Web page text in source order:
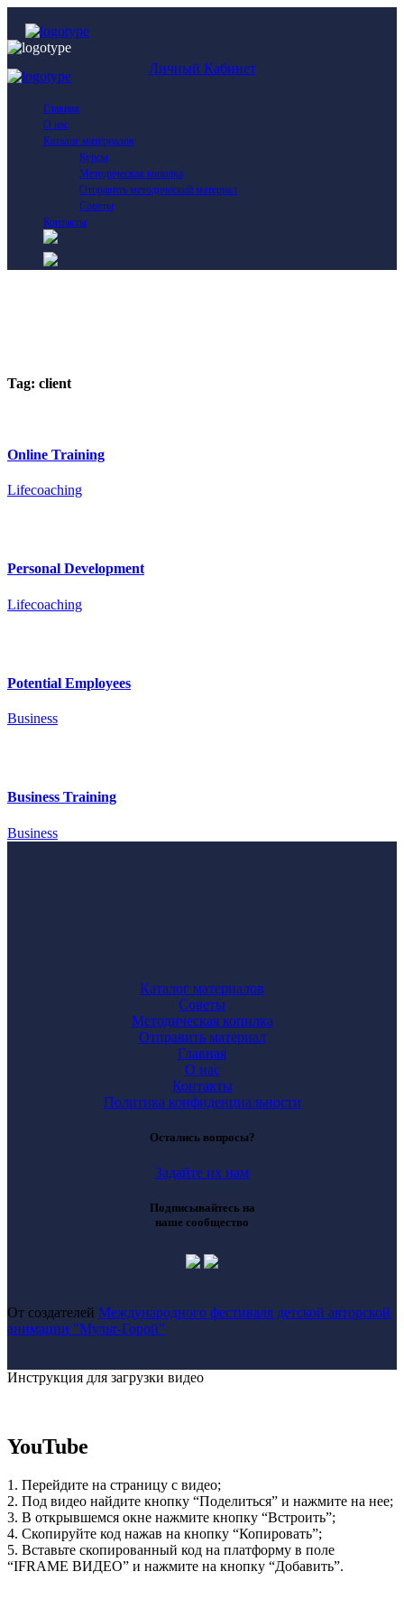
Личный Кабинет
Главная
О нас
Каталог материалов
Курсы
Методическая копилка
Отправить методический материал
Советы
Контакты
Tag: client
Online Training
Lifecoaching
Personal Development
Lifecoaching
Potential Employees
Business
Business Training
Business
Каталог материалов
Советы
Методическая копилка
Отправить материал
Главная
О нас
Контакты
Политика конфиденциальности
Остались вопросы?
Задайте их нам
Подписывайтесь на
наше сообщество
От создателей Международного фестиваля детской авторской
анимации "Мульт-Горой"
Инструкция для загрузки видео
YouTube
1. Перейдите на страницу с видео;
2. Под видео найдите кнопку “Поделиться” и нажмите на нее;
3. В открывшемся окне нажмите кнопку “Встроить”;
4. Скопируйте код нажав на кнопку “Копировать”;
5. Вставьте скопированный код на платформу в поле
“IFRAME ВИДЕО” и нажмите на кнопку “Добавить”.